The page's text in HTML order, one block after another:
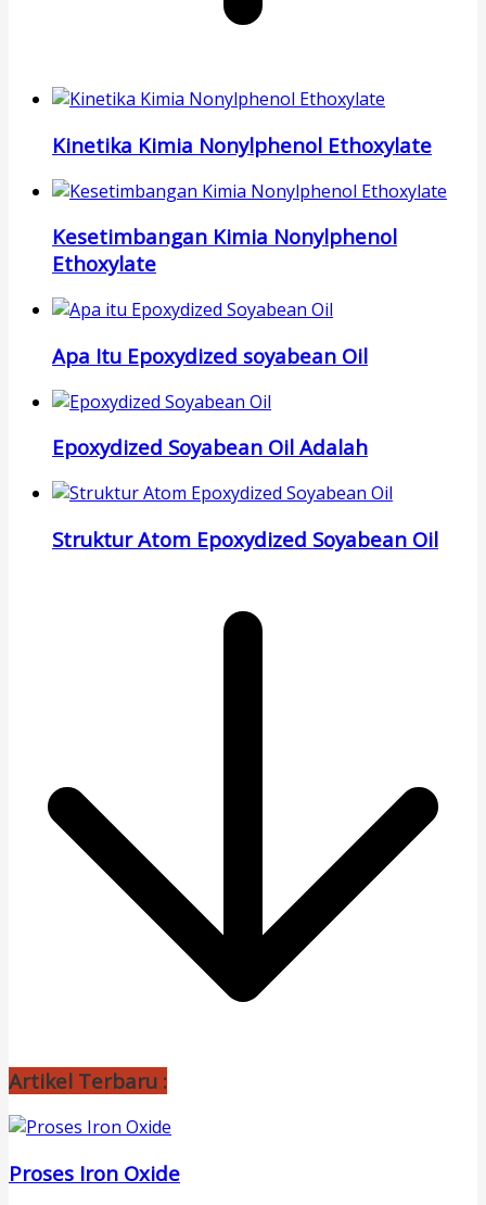
Kinetika Kimia Nonylphenol Ethoxylate
Kesetimbangan Kimia Nonylphenol
Ethoxylate
Apa Itu Epoxydized soyabean Oil
Epoxydized Soyabean Oil Adalah
Struktur Atom Epoxydized Soyabean Oil
Artikel Terbaru :
Proses Iron Oxide